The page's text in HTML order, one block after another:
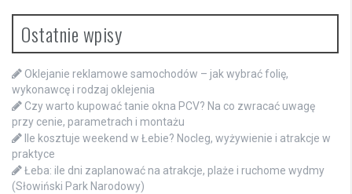
Ostatnie wpisy
Oklejanie reklamowe samochodów – jak wybrać folię,
wykonawcę i rodzaj oklejenia
Czy warto kupować tanie okna PCV? Na co zwracać uwagę
przy cenie, parametrach i montażu
Ile kosztuje weekend w Łebie? Nocleg, wyżywienie i atrakcje w
praktyce
Łeba: ile dni zaplanować na atrakcje, plaże i ruchome wydmy
(Słowiński Park Narodowy)